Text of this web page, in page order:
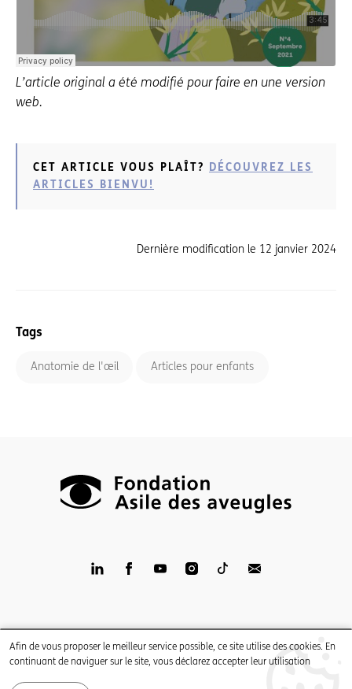
L’article original a été modifié pour faire en une version
web.
CET ARTICLE VOUS PLAÎT?
DÉCOUVREZ LES
ARTICLES BIENVU!
Dernière modification le 12 janvier 2024
Tags
Anatomie de l'œil Articles pour enfants
LinkedInFacebookYouTubeInstagram
TikTopNewsletter
Mentions légales
Afin de vous proposer le meilleur service possible, ce site utilise des cookies. En
continuant de naviguer sur le site, vous déclarez accepter leur utilisation